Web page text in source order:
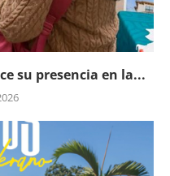
su presencia en la...